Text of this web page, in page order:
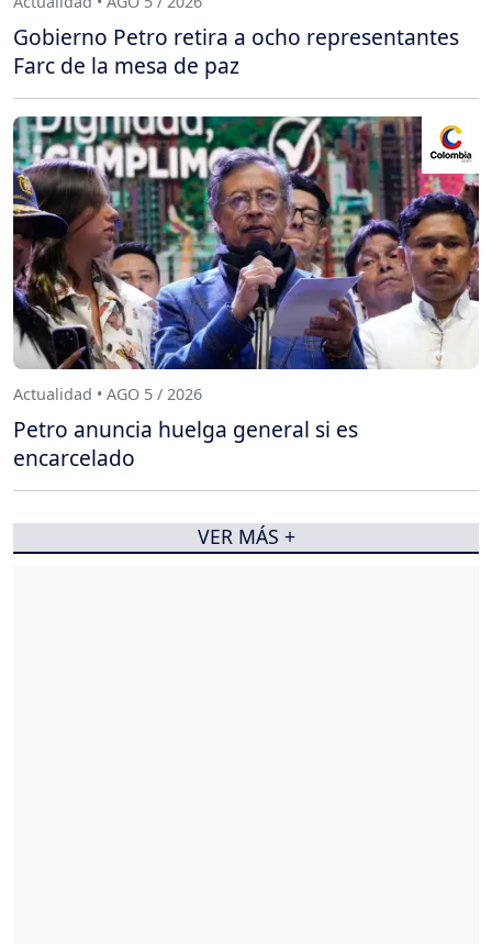
Gobierno Petro retira a ocho representantes
Farc de la mesa de paz
Actualidad • AGO 5 / 2026
Petro anuncia huelga general si es
encarcelado
VER MÁS +